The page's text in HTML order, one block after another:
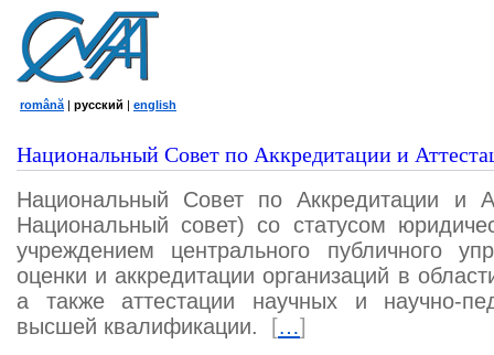
română | русский | english
Национальный Совет по Аккредитации и
Национальный Совет по Аккредитации и
Национальный совет) со статусом
учреждением центрального публичного
оценки и аккредитации организаций в
а также аттестации научных и научно-
высшей квалификации.
[…]